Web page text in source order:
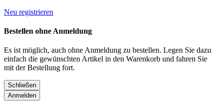
Neu registrieren
Bestellen ohne Anmeldung
Es ist möglich, auch ohne Anmeldung zu bestellen. Legen Sie dazu
einfach die gewünschten Artikel in den Warenkorb und fahren Sie
mit der Bestellung fort.
Schließen
Anmelden